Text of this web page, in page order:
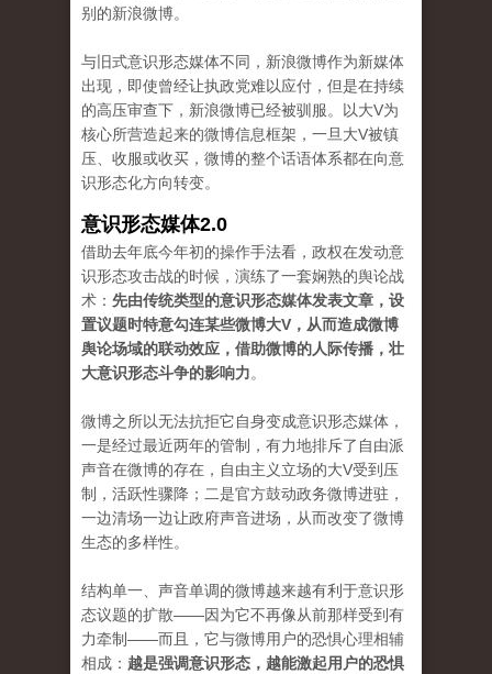
别的新浪微博。
与旧式意识形态媒体不同，新浪微博作为新媒体
出现，即使曾经让执政党难以应付，但是在持续
的高压审查下，新浪微博已经被驯服。以大V为
核心所营造起来的微博信息框架，一旦大V被镇
压、收服或收买，微博的整个话语体系都在向意
识形态化方向转变。
意识形态媒体2.0
借助去年底今年初的操作手法看，政权在发动意
识形态攻击战的时候，演练了一套娴熟的舆论战
术： 先由传统类型的意识形态媒体发表文章，设
置议题时特意勾连某些微博大V，从而造成微博
舆论场域的联动效应，借助微博的人际传播，壮
大意识形态斗争的影响力。
微博之所以无法抗拒它自身变成意识形态媒体，
一是经过最近两年的管制，有力地排斥了自由派
声音在微博的存在，自由主义立场的大V受到压
制，活跃性骤降；二是官方鼓动政务微博进驻，
一边清场一边让政府声音进场，从而改变了微博
生态的多样性。
结构单一、声音单调的微博越来越有利于意识形
态议题的扩散——因为它不再像从前那样受到有
力牵制——而且，它与微博用户的恐惧心理相辅
相成： 越是强调意识形态，越能激起用户的恐惧